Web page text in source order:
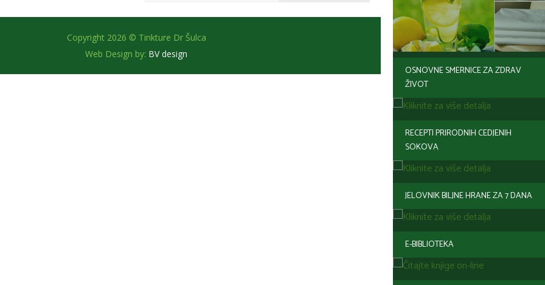
OSNOVNE SMERNICE ZA ZDRAV
ŽIVOT
RECEPTI PRIRODNIH CEDJENIH
SOKOVA
JELOVNIK BILJNE HRANE ZA 7 DANA
E-BIBLIOTEKA
Copyright 2026 © Tinkture Dr Šulca
Web Design by: BV design